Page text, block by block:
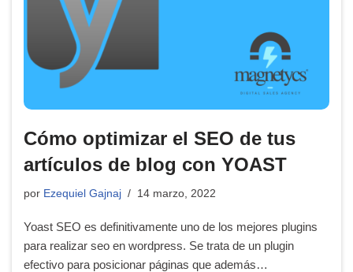
Cómo optimizar el SEO de tus
artículos de blog con YOAST
por Ezequiel Gajnaj 14 marzo, 2022
Yoast SEO es definitivamente uno de los mejores plugins
para realizar seo en wordpress. Se trata de un plugin
efectivo para posicionar páginas que además…